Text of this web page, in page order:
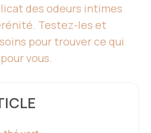
des odeurs intimes
Testez-les et
pour trouver ce qui
vous.